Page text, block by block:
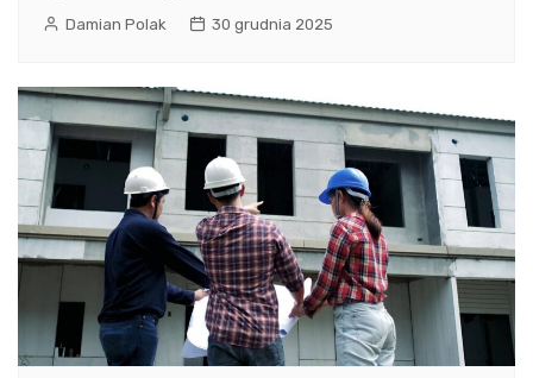
Damian Polak 30 grudnia 2025